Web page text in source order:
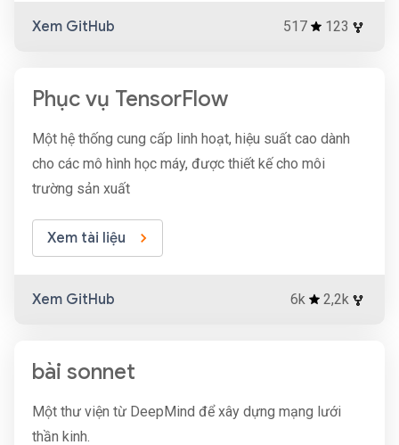
Xem GitHub 517 123
Phục vụ TensorFlow
Một hệ thống cung cấp linh hoạt, hiệu suất cao dành
cho các mô hình học máy, được thiết kế cho môi
trường sản xuất
Xem tài liệu
Xem GitHub 6k 2,2k
bài sonnet
Một thư viện từ DeepMind để xây dựng mạng lưới
thần kinh.